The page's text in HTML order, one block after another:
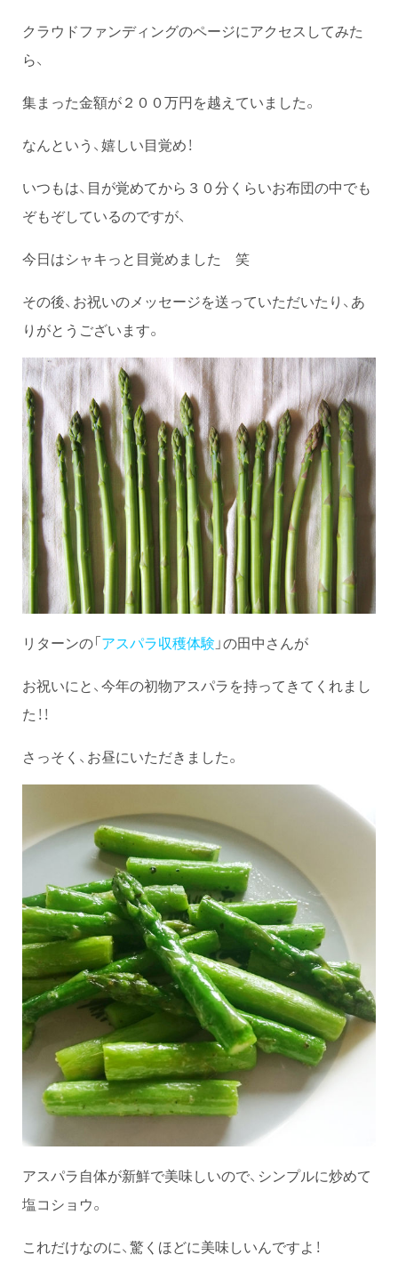
クラウドファンディングのページにアクセスしてみた
ら、
集まった金額が２００万円を越えていました。
なんという、嬉しい目覚め！
いつもは、目が覚めてから３０分くらいお布団の中でも
ぞもぞしているのですが、
今日はシャキっと目覚めました 笑
その後、お祝いのメッセージを送っていただいたり、あ
りがとうございます。
リターンの「アスパラ収穫体験 」の田中さんが
お祝いにと、今年の初物アスパラを持ってきてくれまし
た！！
さっそく、お昼にいただきました。
アスパラ自体が新鮮で美味しいので、シンプルに炒めて
塩コショウ。
これだけなのに、驚くほどに美味しいんですよ！